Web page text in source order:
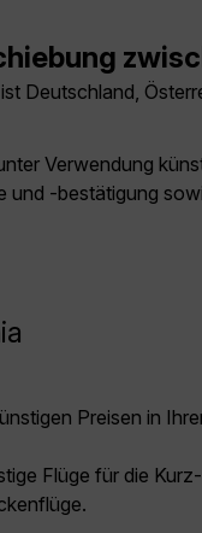
Deutschland,
Verwendung
-bestätigung
Preisen in
Flüge für die